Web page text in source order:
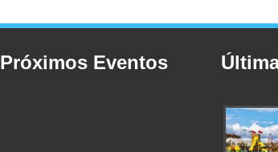
Próximos Eventos